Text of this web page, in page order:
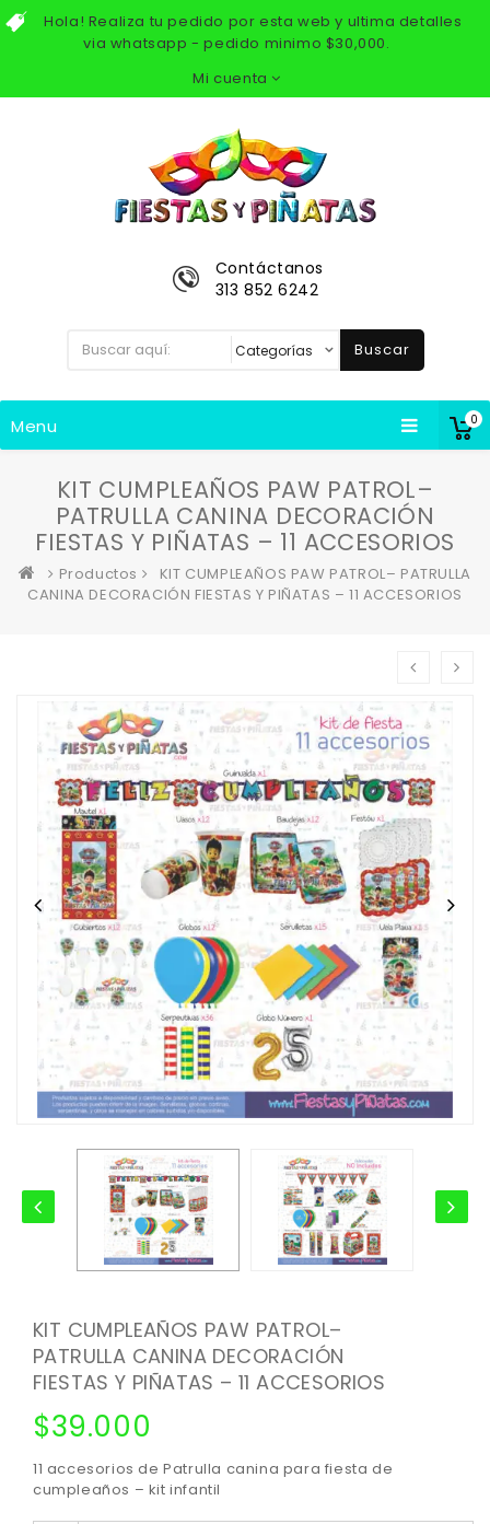
Hola! Realiza tu pedido por esta web y ultima detalles
via whatsapp - pedido minimo $30,000.
Mi cuenta
0
Contáctanos
313 852 6242
Buscar
Menu
KIT CUMPLEAÑOS PAW PATROL–
PATRULLA CANINA DECORACIÓN
FIESTAS Y PIÑATAS – 11 ACCESORIOS
Productos
KIT CUMPLEAÑOS PAW PATROL– PATRULLA
CANINA DECORACIÓN FIESTAS Y PIÑATAS – 11 ACCESORIOS
KIT CUMPLEAÑOS PAW PATROL–
PATRULLA CANINA DECORACIÓN
FIESTAS Y PIÑATAS – 11 ACCESORIOS
$39.000
11 accesorios de Patrulla canina para fiesta de
cumpleaños – kit infantil